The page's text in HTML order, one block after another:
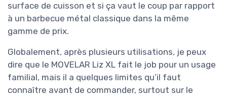
surface de cuisson et si ça vaut le coup par rapport
à un barbecue métal classique dans la même
gamme de prix.
Globalement, après plusieurs utilisations, je peux
dire que le MOVELAR Liz XL fait le job pour un usage
familial, mais il a quelques limites qu’il faut
connaître avant de commander, surtout sur le